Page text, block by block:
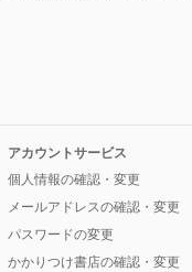
アカウントサービス
個人情報の確認・変更
メールアドレスの確認・変更
パスワードの変更
かかりつけ書店の確認・変更